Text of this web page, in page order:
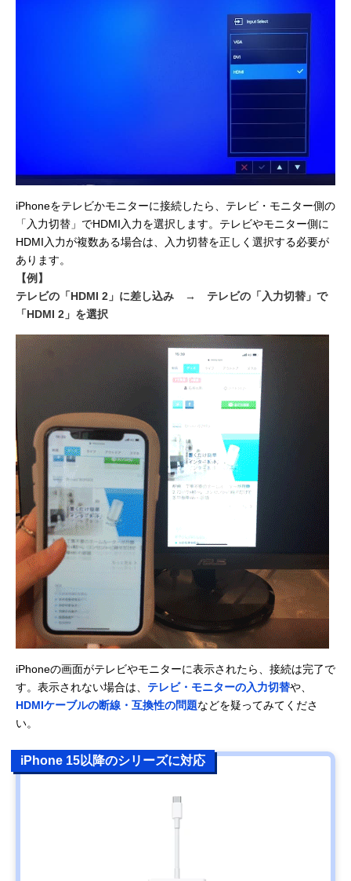
iPhoneをテレビかモニターに接続したら、テレビ・モニター側の
「入力切替」でHDMI入力を選択します。テレビやモニター側に
HDMI入力が複数ある場合は、入力切替を正しく選択する必要が
あります。
【例】
テレビの「HDMI 2」に差し込み → テレビの「入力切替」で
「HDMI 2」を選択
iPhoneの画面がテレビやモニターに表示されたら、接続は完了で
す。表示されない場合は、 テレビ・モニターの入力切替や、
HDMIケーブルの断線・互換性の問題などを疑ってみてくださ
い。
iPhone 15以降のシリーズに対応